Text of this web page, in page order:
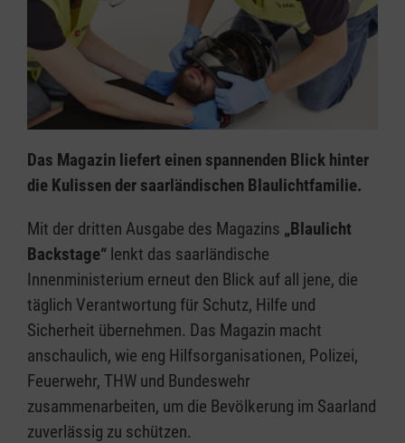
Das Magazin liefert einen spannenden Blick hinter
die Kulissen der saarländischen Blaulichtfamilie.
Mit der dritten Ausgabe des Magazins „Blaulicht
Backstage“ lenkt das saarländische
Innenministerium erneut den Blick auf all jene, die
täglich Verantwortung für Schutz, Hilfe und
Sicherheit übernehmen. Das Magazin macht
anschaulich, wie eng Hilfsorganisationen, Polizei,
Feuerwehr, THW und Bundeswehr
zusammenarbeiten, um die Bevölkerung im Saarland
zuverlässig zu schützen.